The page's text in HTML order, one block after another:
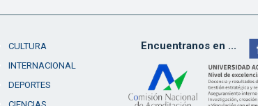
CULTURA
INTERNACIONAL
DEPORTES
Encuentranos en ...